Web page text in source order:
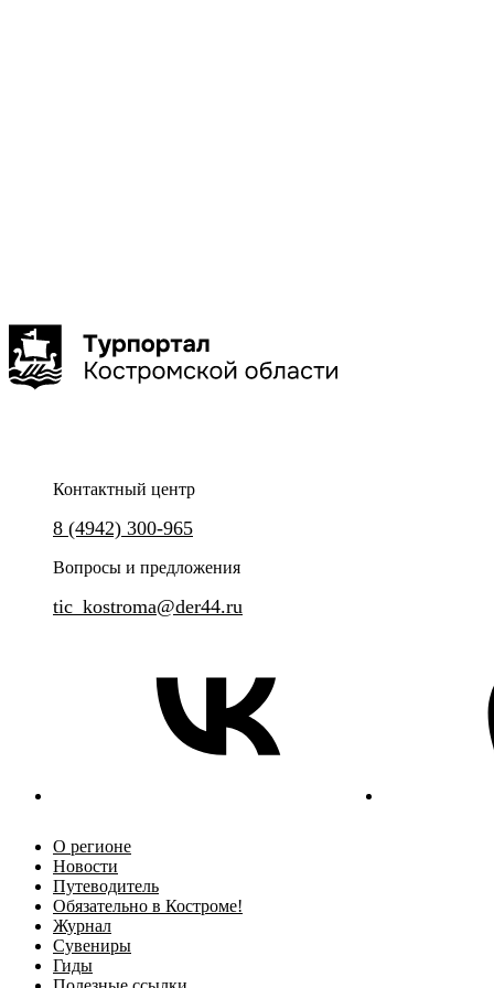
Контактный центр
8 (4942) 300-965
Вопросы и предложения
tic_kostroma@der44.ru
О регионе
Новости
Путеводитель
Обязательно в Костроме!
Журнал
Сувениры
Гиды